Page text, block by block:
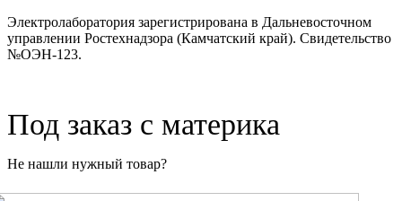
Электролаборатория зарегистрирована в Дальневосточном
управлении Ростехнадзора (Камчатский край). Свидетельство
№ОЭН-123.
Под заказ с материка
Не нашли нужный товар?